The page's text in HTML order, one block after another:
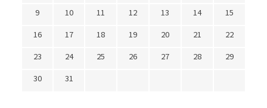
9
10 11 12 13 14
15
16
17 18 19 20 21
22
23
24 25 26 27 28
29
30
31